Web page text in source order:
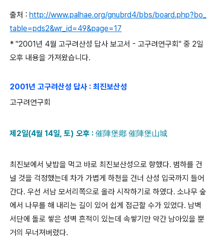
출처 : http://www.palhae.org/gnubrd4/bbs/board.php?bo_
table=pds2&wr_id=49&page=17
* "2001년 4월 고구려산성 답사 보고서 - 고구려연구회" 중 2일
오후 내용을 가져왔습니다.
2001년 고구려산성 답사 : 최진보산성
고구려연구회
제2일(4월 14일, 토) 오후 : 催陣堡鄕 催陣堡山城
최진보에서 낮밥을 먹고 바로 최진보산성으로 향했다. 범하를 건
널 것을 걱정했는데 차가 가볍게 하천을 건너 산성 입국까지 들어
간다. 우선 서남 모서리쪽으로 올라 시작하기로 하였다. 소나무 숲
에서 나무를 해 내리는 길이 있어 쉽게 접근할 수가 있었다. 남벽
서단에 돌로 쌓은 성벽 흔적이 있는데 속쌓기만 약간 남아있을 뿐
거의 무너져버렸다.